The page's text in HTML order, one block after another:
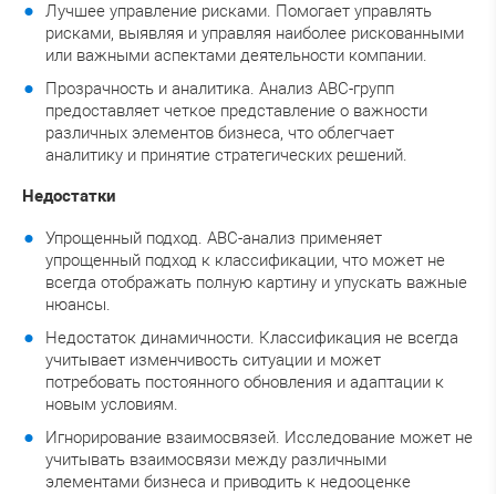
Лучшее управление рисками. Помогает управлять
рисками, выявляя и управляя наиболее рискованными
или важными аспектами деятельности компании.
Прозрачность и аналитика. Анализ ABC-групп
предоставляет четкое представление о важности
различных элементов бизнеса, что облегчает
аналитику и принятие стратегических решений.
Недостатки
Упрощенный подход. ABC-анализ применяет
упрощенный подход к классификации, что может не
всегда отображать полную картину и упускать важные
нюансы.
Недостаток динамичности. Классификация не всегда
учитывает изменчивость ситуации и может
потребовать постоянного обновления и адаптации к
новым условиям.
Игнорирование взаимосвязей. Исследование может не
учитывать взаимосвязи между различными
элементами бизнеса и приводить к недооценке